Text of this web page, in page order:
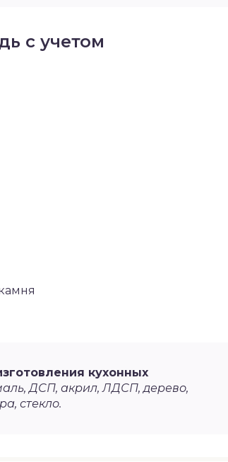
с учетом
кухонных
ДСП, акрил, ЛДСП, дерево,
стекло.